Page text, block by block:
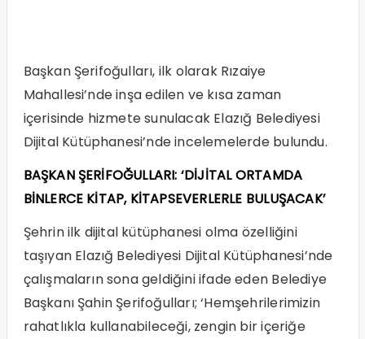
Başkan Şerifoğulları, ilk olarak Rızaiye
Mahallesi’nde inşa edilen ve kısa zaman
içerisinde hizmete sunulacak Elazığ Belediyesi
Dijital Kütüphanesi’nde incelemelerde bulundu.
BAŞKAN ŞERİFOĞULLARI: ‘DİJİTAL ORTAMDA
BİNLERCE KİTAP, KİTAPSEVERLERLE BULUŞACAK’
Şehrin ilk dijital kütüphanesi olma özelliğini
taşıyan Elazığ Belediyesi Dijital Kütüphanesi’nde
çalışmaların sona geldiğini ifade eden Belediye
Başkanı Şahin Şerifoğulları; ‘Hemşehrilerimizin
rahatlıkla kullanabileceği, zengin bir içeriğe